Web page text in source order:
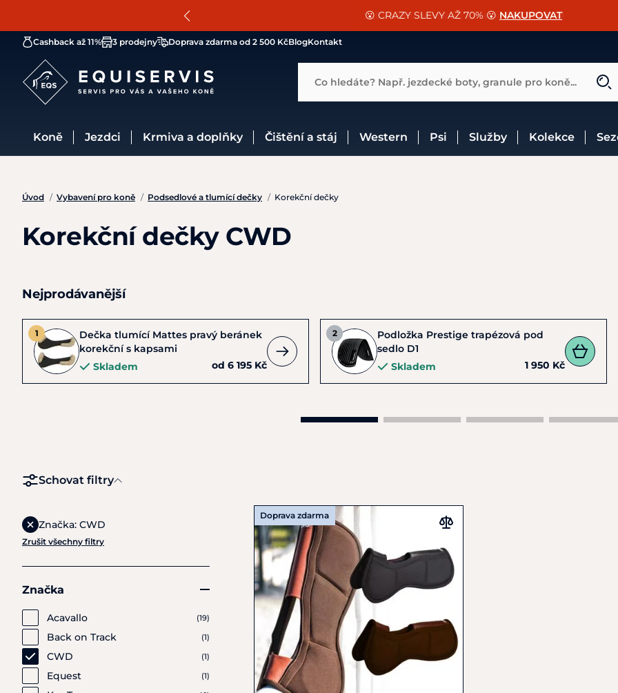
SLEVA 13% na vše od Cassini! CHCI SLEVU
😮 CRAZY SLEVY AŽ 70% 😮 NAKUPOVAT
📐Pasování a doplňky k vybraným sedlům ZDARMA 🐴
Cashback až 11% 3 prodejny Doprava zdarma od 2 500 KčBlogKontakt
Co hledáte? Např. jezdecké boty, granule pro koně...
Koně Jezdci Krmiva a doplňky Čištění a stáj Western Psi Služby Kolekce
Úvod / Vybavení pro koně / Podsedlové a tlumící dečky / Korekční dečky
Korekční dečky CWD
Nejprodávanější
Dečka tlumící Mattes pravý beránek
korekční s kapsami
Skladem
od 6 195 Kč
Podložka Prestige trapézová pod
sedlo D1
Skladem
1 950 Kč
Schovat filtry
Značka: CWD
Zrušit všechny filtry
Značka
Acavallo (19)
Back on Track (1)
CWD (1)
Equest (1)
Doprava zdarma